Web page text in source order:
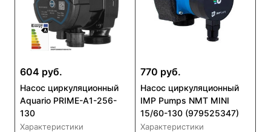
604 руб.
Насос циркуляционный
Aquario PRIME-A1-256-
130
Характеристики
770 руб.
Насос циркуляционный
IMP Pumps NMT MINI
15/60-130 (979525347)
Характеристики